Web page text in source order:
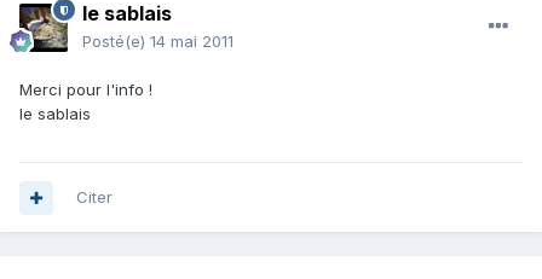
le sablais
Posté(e) 14 mai 2011
Merci pour l'info !
le sablais
Citer